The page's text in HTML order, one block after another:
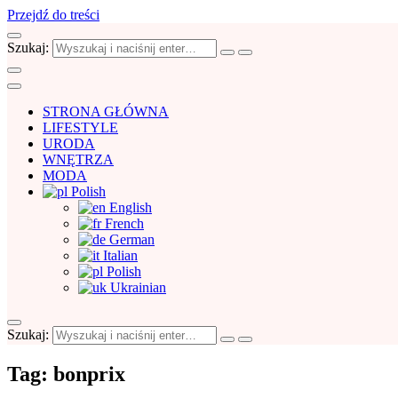
Przejdź do treści
Szukaj:
STRONA GŁÓWNA
LIFESTYLE
URODA
WNĘTRZA
MODA
Polish
English
French
German
Italian
Polish
Ukrainian
Szukaj:
Blog Prawie Idealna
Kobiecy blog o rzeczach, które warto
Tag: bonprix